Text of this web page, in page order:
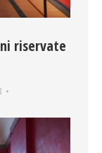
riservate